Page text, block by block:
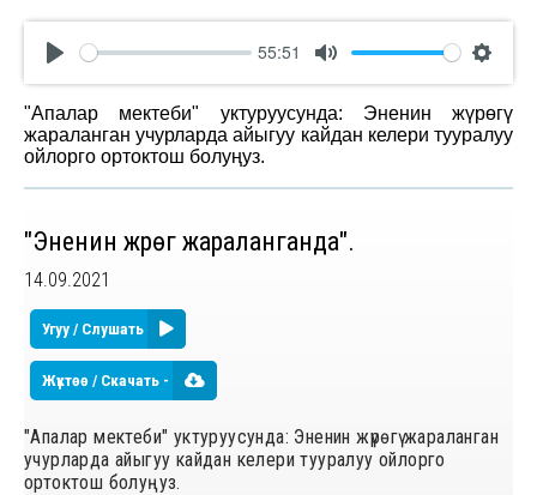
Play
55:51
Mute
"Апалар мектеби" уктуруусунда: Эненин жүрөгү
жараланган учурларда айыгуу кайдан келери тууралуу
ойлорго ортоктош болуңуз.
"Эненин жүрөгү жараланганда".
14.09.2021
Угуу / Слушать
Жүктөө / Скачать -
"Апалар мектеби" уктуруусунда: Эненин жүрөгү жараланган
учурларда айыгуу кайдан келери тууралуу ойлорго
ортоктош болуңуз.